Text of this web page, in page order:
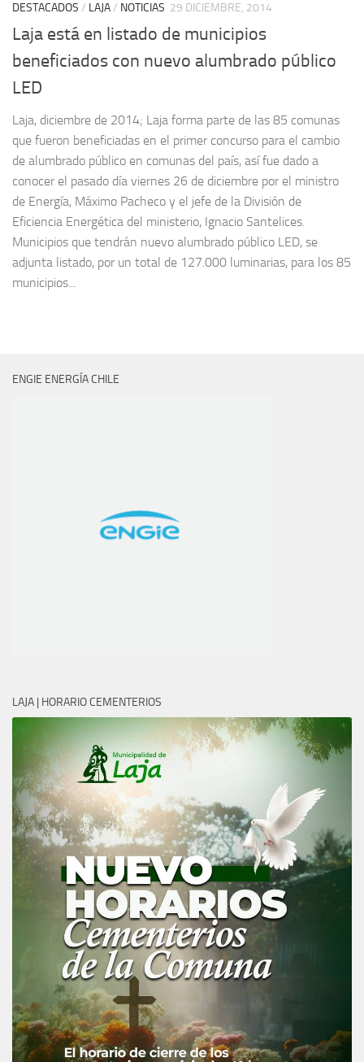
DESTACADOS / LAJA/ NOTICIAS 29 DICIEMBRE, 2014
Laja está en listado de municipios
beneficiados con nuevo alumbrado público
LED
Laja, diciembre de 2014; Laja forma parte de las 85 comunas
que fueron beneficiadas en el primer concurso para el cambio
de alumbrado público en comunas del país, así fue dado a
conocer el pasado día viernes 26 de diciembre por el ministro
de Energía, Máximo Pacheco y el jefe de la División de
Eficiencia Energética del ministerio, Ignacio Santelices.
Municipios que tendrán nuevo alumbrado público LED, se
adjunta listado, por un total de 127.000 luminarias, para los 85
municipios...
ENGIE ENERGÍA CHILE
LAJA | HORARIO CEMENTERIOS